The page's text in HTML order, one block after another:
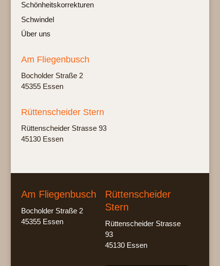
Schönheitskorrekturen
Schwindel
Über uns
Am Fliegenbusch
Bochol­der Stra­ße 2
45355 Essen
Rüttenscheider Stern
Rüt­ten­schei­der Stras­se 93
45130 Essen
Am Fliegenbusch
Bocholder Straße 2
45355 Essen
Rüttenscheider
Stern
Rüttenscheider Strasse
93
45130 Essen